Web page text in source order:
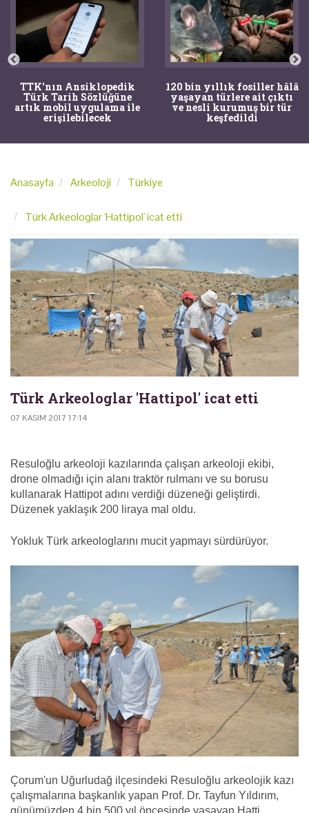
120 bin yıllık fosiller hâlâ
yaşayan türlere ait çıktı
ve nesli kurumuş bir tür
keşfedildi
Bir torba kemik adli
tıpçıları şaşkına çevirdi,
kemiklerin sırrını
arkeologlar çözdü
Anasayfa Arkeoloji Türkiye
Türk Arkeologlar 'Hattipol' icat etti
Türk Arkeologlar 'Hattipol' icat etti
07 KASIM 2017 17:14
Resuloğlu arkeoloji kazılarında çalışan arkeoloji ekibi,
drone olmadığı için alanı traktör rulmanı ve su borusu
kullanarak Hattipot adını verdiği düzeneği geliştirdi.
Düzenek yaklaşık 200 liraya mal oldu.
Yokluk Türk arkeologlarını mucit yapmayı sürdürüyor.
Çorum'un Uğurludağ ilçesindeki Resuloğlu arkeolojik kazı
çalışmalarına başkanlık yapan Prof. Dr. Tayfun Yıldırım,